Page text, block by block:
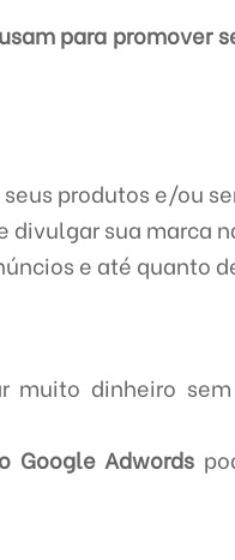
para promover
produtos e/ou
divulgar sua marca
e até quanto
muito dinheiro
Google Adwords